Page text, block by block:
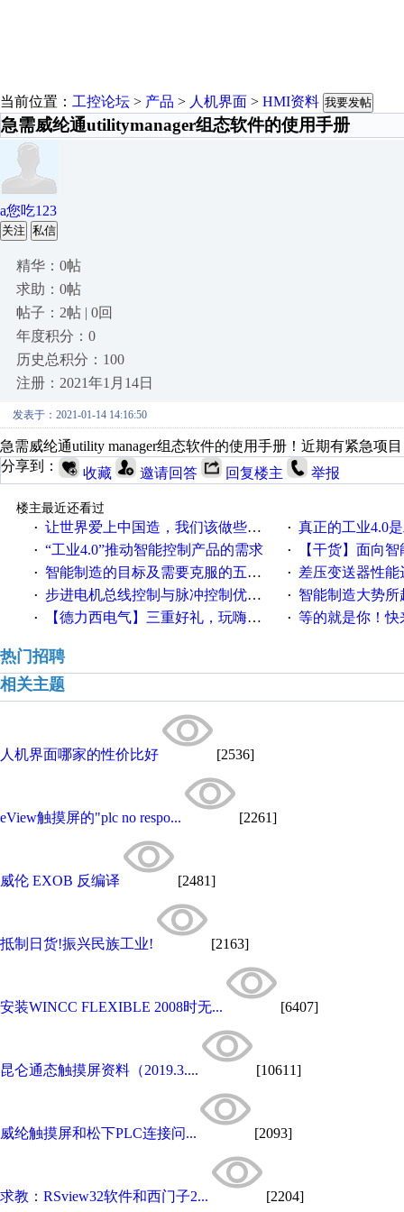
当前位置： 工控论坛 > 产品 > 人机界面 > HMI资料 我要发帖
急需威纶通utilitymanager组态软件的使用手册
a您吃123
关注 私信
精华：0帖
求助：0帖
帖子：2帖 | 0回
年度积分：0
历史总积分：100
注册：2021年1月14日
发表于：2021-01-14 14:16:50
急需威纶通utility manager组态软件的使用手册！近期有紧急项
分享到：
收藏 邀请回答 回复楼主 举报
楼主最近还看过
· 让世界爱上中国造，我们该做些什么 · 真正的工业4.0
· “工业4.0”推动智能控制产品的需求 · 【干货】面向
· 智能制造的目标及需要克服的五个障碍 · 差压变送器性能达
· 步进电机总线控制与脉冲控制优缺点 · 智能制造大势所趋
· 【德力西电气】三重好礼，玩嗨夏日！ · 等的就是你！快来
热门招聘
相关主题
人机界面哪家的性价比好 [2536]
eView触摸屏的"plc no respo... [2261]
威伦 EXOB 反编译 [2481]
抵制日货!振兴民族工业! [2163]
安装WINCC FLEXIBLE 2008时无... [6407]
昆仑通态触摸屏资料（2019.3.... [10611]
威纶触摸屏和松下PLC连接问... [2093]
求教：RSview32软件和西门子2... [2204]